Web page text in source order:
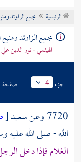
تراجم الأعلام
الرئيسية مجمع الزاوئد
مجمع الزاوئد ومنبع
الهيثمي - نور الدين
جزء 4 صفحة
7720 وعن سعيد[
الله - صلى الله
الغلام فإذا دخل